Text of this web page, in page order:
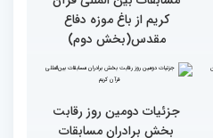
گزارش تصویری دومین روز
رقابت بخش برادران
چهلمین دوره مسابقات
بین‌المللی قرآن کریم(بخش
اول)